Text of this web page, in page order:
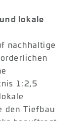
lokale
nachhaltige
1:2,5
den Tiefbau